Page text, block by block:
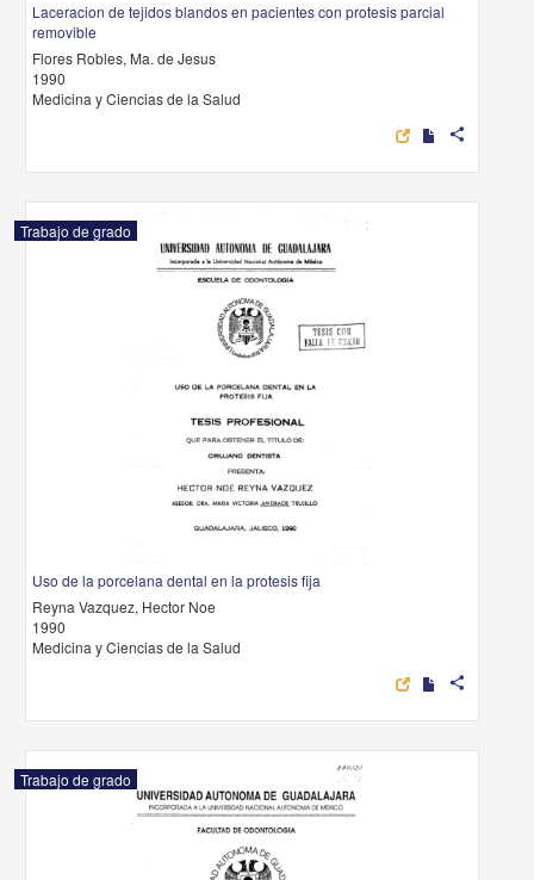
Laceracion de tejidos blandos en pacientes con protesis parcial
removible
Flores Robles, Ma. de Jesus
1990
Medicina y Ciencias de la Salud
share
Trabajo de grado
Uso de la porcelana dental en la protesis fija
Reyna Vazquez, Hector Noe
1990
Medicina y Ciencias de la Salud
share
Trabajo de grado